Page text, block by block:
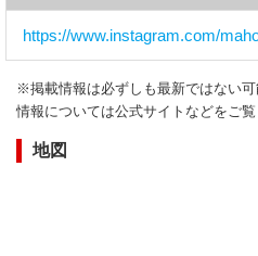
https://www.instagram.com/
※掲載情報は必ずしも最新ではない
情報については公式サイトなどをご覧
地図